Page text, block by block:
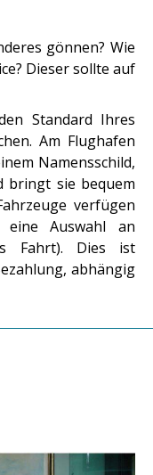
gönnen? Wie
Dieser sollte auf
Standard Ihres
Am Flughafen
Namensschild,
bringt sie bequem
verfügen
Auswahl an
Fahrt). Dies ist
abhängig